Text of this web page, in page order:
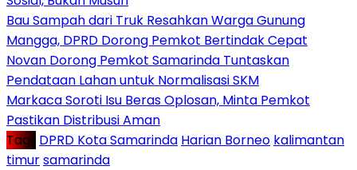
Bau Sampah dari Truk Resahkan Warga Gunung
Mangga, DPRD Dorong Pemkot Bertindak Cepat
Novan Dorong Pemkot Samarinda Tuntaskan
Pendataan Lahan untuk Normalisasi SKM
Markaca Soroti Isu Beras Oplosan, Minta Pemkot
Pastikan Distribusi Aman
Tag : DPRD Kota Samarinda Harian Borneo kalimantan
timursamarinda